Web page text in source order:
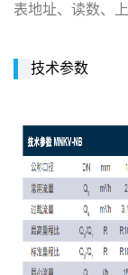
表地址、读数、上
技术参数